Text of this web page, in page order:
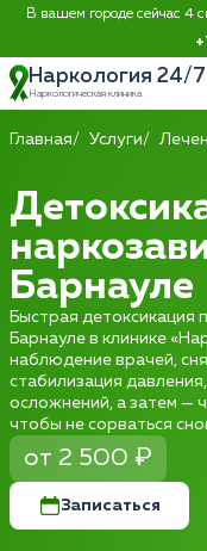
В вашем городе сейчас 4
Наркология 24/7
Наркологическая клиника
Главная Услуги
Барнауле
Быстрая детоксикация
Барнауле в клинике
наблюдение врачей,
стабилизация
осложнений, а затем —
чтобы не сорваться
от 2 500 ₽
Записаться